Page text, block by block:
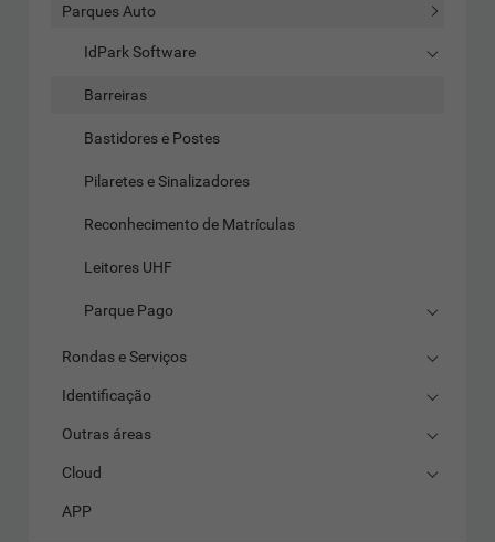
Parques Auto
IdPark Software
Barreiras
Bastidores e Postes
Pilaretes e Sinalizadores
Reconhecimento de Matrículas
Leitores UHF
Parque Pago
Rondas e Serviços
Identificação
Outras áreas
Cloud
APP